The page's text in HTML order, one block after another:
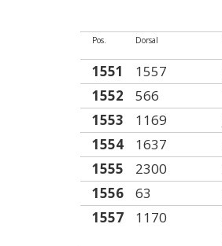
Pos. Dorsal
1551 1557
1552
566
1553
1169
1554
1637
1555
2300
1556
63
1557
1170